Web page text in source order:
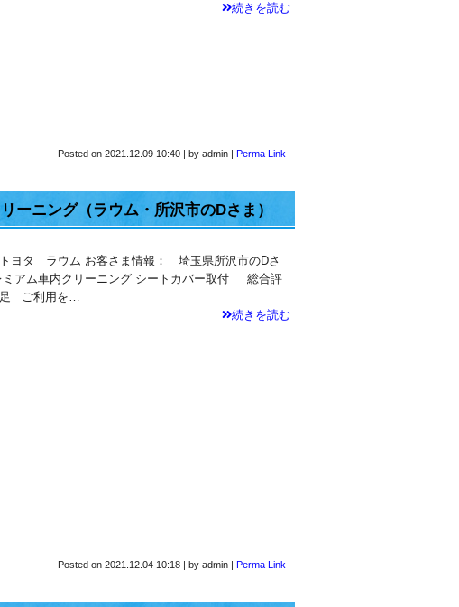
続きを読む
Posted on 2021.12.09 10:40| by admin| Perma Link
ーニング（ラウム・所沢市のDさま）
ヨタ ラウム お客さま情報： 埼玉県所沢市のDさ
ミアム車内クリーニング シートカバー取付 総合評
ご利用を…
続きを読む
Posted on 2021.12.04 10:18| by admin| Perma Link